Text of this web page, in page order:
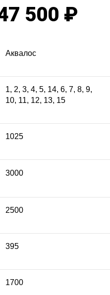
₽.
500 ₽
Аквалос
1, 2, 3, 4, 5, 14, 6, 7, 8, 9,
10, 11, 12, 13, 15
1025
3000
2500
395
1700